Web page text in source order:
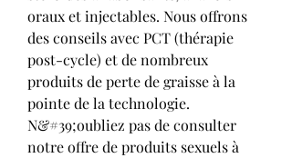
oraux et injectables. Nous offrons
des conseils avec PCT (thérapie
post-cycle) et de nombreux
produits de perte de graisse à la
pointe de la technologie.
N&#39;oubliez pas de consulter
notre offre de produits sexuels à